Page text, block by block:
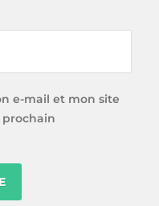
e-mail et mon site